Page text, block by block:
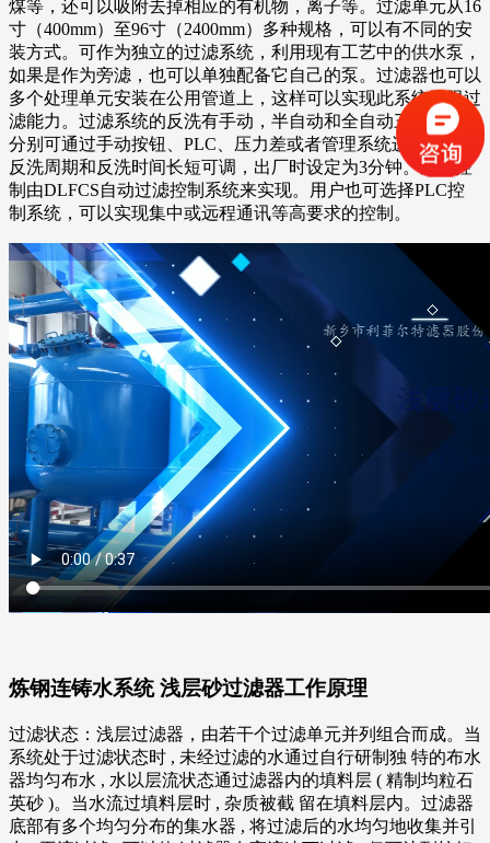
煤等，还可以吸附去掉相应的有机物，离子等。过滤单元从16
寸（400mm）至96寸（2400mm）多种规格，可以有不同的安
装方式。可作为独立的过滤系统，利用现有工艺中的供水泵，
如果是作为旁滤，也可以单独配备它自己的泵。过滤器也可以
多个处理单元安装在公用管道上，这样可以实现此系统无限过
滤能力。过滤系统的反洗有手动，半自动和全自动三种方式，
分别可通过手动按钮、PLC、压力差或者管理系统进行启动。
反洗周期和反洗时间长短可调，出厂时设定为3分钟。这个控
制由DLFCS自动过滤控制系统来实现。用户也可选择PLC控
制系统，可以实现集中或远程通讯等高要求的控制。
炼钢连铸水系统 浅层砂过滤器工作原理
过滤状态：浅层过滤器，由若干个过滤单元并列组合而成。当
系统处于过滤状态时 , 未经过滤的水通过自行研制独 特的布水
器均匀布水 , 水以层流状态通过滤器内的填料层 ( 精制均粒石
英砂 )。当水流过填料层时 , 杂质被截 留在填料层内。过滤器
底部有多个均匀分布的集水器 , 将过滤后的水均匀地收集并引